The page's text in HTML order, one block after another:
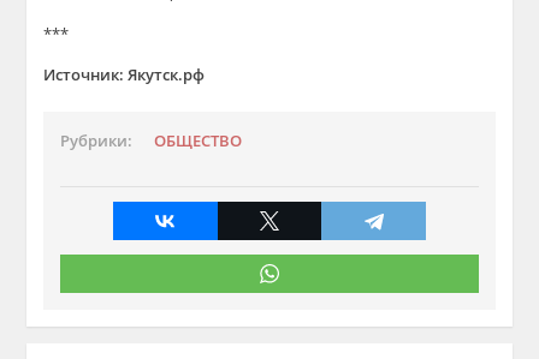
***
Источник: Якутск.рф
Рубрики: ОБЩЕСТВО